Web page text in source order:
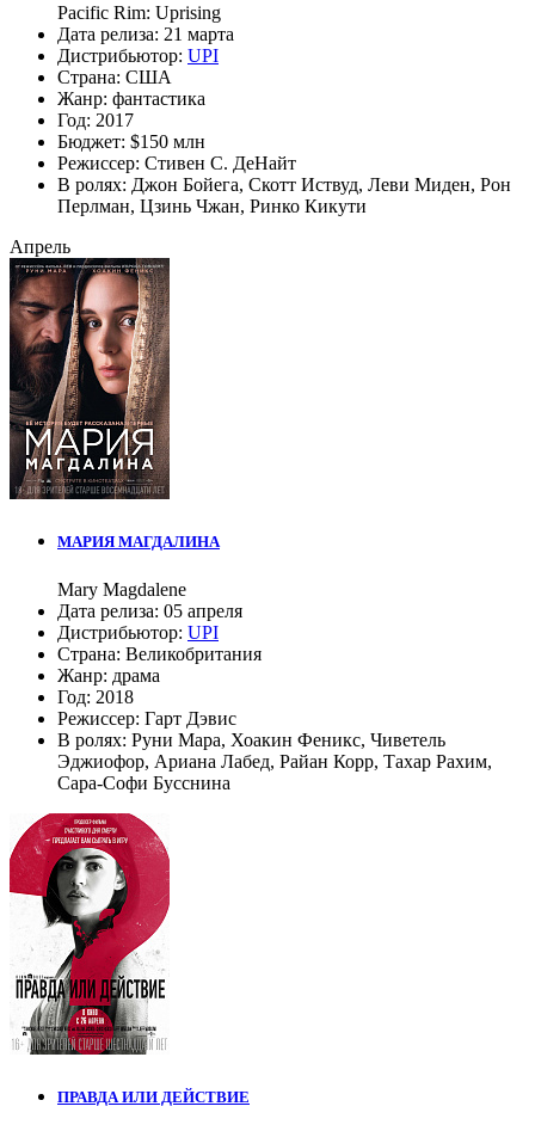
Pacific Rim: Uprising
Дата релиза: 21 марта
Дистрибьютор: UPI
Страна: США
Жанр: фантастика
Год: 2017
Бюджет: $150 млн
Режиссер: Стивен С. ДеНайт
В ролях: Джон Бойега, Скотт Иствуд, Леви Миден, Рон
Перлман, Цзинь Чжан, Ринко Кикути
Апрель
МАРИЯ МАГДАЛИНА
Mary Magdalene
Дата релиза: 05 апреля
Дистрибьютор: UPI
Страна: Великобритания
Жанр: драма
Год: 2018
Режиссер: Гарт Дэвис
В ролях: Руни Мара, Хоакин Феникс, Чиветель
Эджиофор, Ариана Лабед, Райан Корр, Тахар Рахим,
Сара-Софи Бусснина
ПРАВДА ИЛИ ДЕЙСТВИЕ